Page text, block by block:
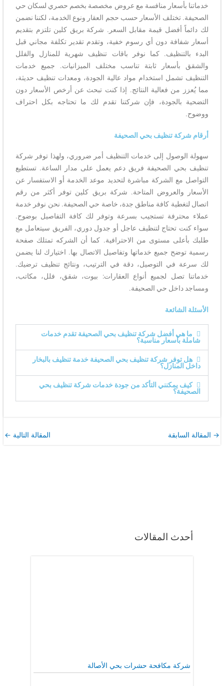
أحدث المقالات
شركة مكافحة حشرات بحي الأصالة
خدماتنا بأسعار منافسة مع عروض مخصصة بخصم حصري لسكان حي
الصحيفة. تختلف الأسعار حسب حجم العقار ونوع الخدمة، لكننا نضمن
لك دائماً أفضل قيمة مقابل السعر. شركة بريق كلين تلتزم بتقديم
أسعار شفافة دون أي رسوم خفية، وتقدم تقدير تكلفة مجاني قبل
البدء بالتنظيف. كما نوفر باقات تنظيف شهرية للمنازل والفلل
والشقق بأسعار ثابتة تناسب مختلف الميزانيات. جميع خدمات
التنظيف تشمل استخدام مواد عالية الجودة، ومعدات تنظيف حديثة،
مما يُعزز من فعالية النتائج. إذا كنت تبحث عن أرخص الأسعار دون
التضحية بالجودة، فإن شركتنا تقدم لك ما تحتاجه بكل احتراف
ووضوح.
أرقام شركة تنظيف بحي الصحيفة
سهولة الوصول إلى خدمات التنظيف أمر ضروري، ولهذا توفر شركة
تنظيف بحي الصحيفة فريق دعم يعمل على مدار الساعة. تستطيع
التواصل مع الشركة مباشرة لتحديد موعد الخدمة أو الاستفسار عن
الأسعار والعروض المتاحة. شركة بريق كلين توفر أكثر من رقم
اتصال لتغطية كافة مناطق جدة، خاصة حي الصحيفة. نحن نوفر خدمة
عملاء محترفة تستجيب بسرعة وتوفر لك كافة التفاصيل بوضوح.
سواء كنت تحتاج لتنظيف عاجل أو جدول دوري، الفريق سيتعامل مع
طلبك بأعلى مستوى من الاحترافية. كما أن الشركه تمتلك صفحة
رسمية توضح جميع خدماتها وتفاصيل الاتصال بها. اختيارك لنا يضمن
لك سرعة في التوصيل، دقة في الترتيب، ونتائج تنظيف ترضيك.
خدماتنا تصل لجميع أنواع العقارات: بيوت، شقق، فلل، مكاتب،
ومساجد داخل حي الصحيفة.
الأسئلة الشائعة
ما هي أفضل شركة تنظيف بحي الصحيفة تقدم خدمات
شاملة بأسعار مناسبة؟
هل توفر شركة تنظيف بحي الصحيفة خدمة تنظيف بالبخار
داخل المنازل؟
كيف يمكنني التأكد من جودة خدمات شركة تنظيف بحي
الصحيفة؟
→ المقالة السابقة المقالة التالية ←